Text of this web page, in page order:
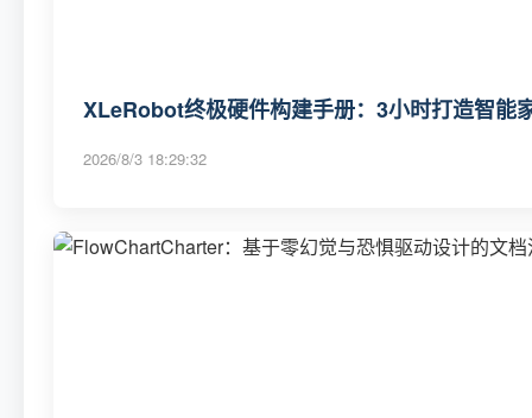
XLeRobot终极硬件构建手册：3小时打造智能
2026/8/3 18:29:32